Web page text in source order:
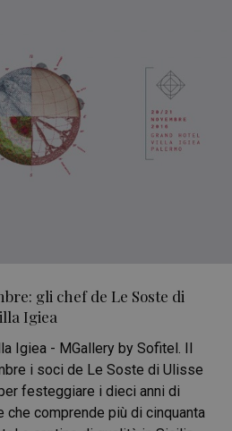
gli chef de Le Soste di
Igiea
Igiea - MGallery by Sofitel. Il
i soci de Le Soste di Ulisse
festeggiare i dieci anni di
che comprende più di cinquanta